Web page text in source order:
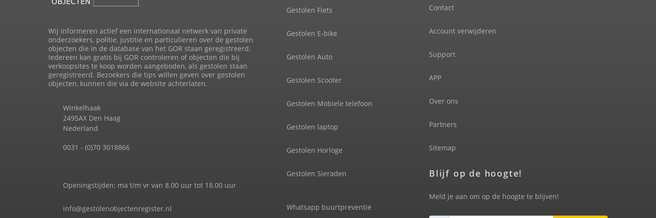
Wij informeren actief een internationaal netwerk van private
onderzoekers, politie, justitie en particulieren over de gestolen
objecten die in de database van het GOR staan geregistreerd.
Iedereen kan gratis bij GOR controleren of objecten die bij
verkoopsites te koop worden aangeboden, als gestolen staan
geregistreerd. Bezoekers die tips willen geven over gestolen
objecten, kunnen die via de website achterlaten.
Winkelhaak
2495AX Den Haag
Nederland
0031 - (0)70 3018866
Openingstijden: ma t/m vr van 8.00 uur tot 18.00 uur
info@gestolenobjectenregister.nl
Gestolen Fiets
Gestolen E-bike
Gestolen Auto
Gestolen Scooter
Gestolen Mobiele telefoon
Gestolen laptop
Gestolen Horloge
Gestolen Sieraden
Whatsapp buurtpreventie
Contact
Account verwijderen
Support
APP
Over ons
Partners
Sitemap
Blijf op de hoogte!
Meld je aan om op de hoogte te blijven!